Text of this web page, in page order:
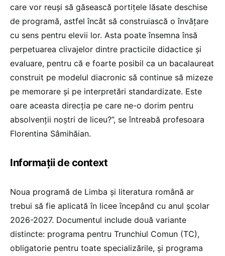
care vor reuși să găsească portițele lăsate deschise
de programă, astfel încât să construiască o învățare
cu sens pentru elevii lor. Asta poate însemna însă
perpetuarea clivajelor dintre practicile didactice și
evaluare, pentru că e foarte posibil ca un bacalaureat
construit pe modelul diacronic să continue să mizeze
pe memorare și pe interpretări standardizate. Este
oare aceasta direcția pe care ne-o dorim pentru
absolvenții noștri de liceu?”, se întreabă profesoara
Florentina Sâmihăian.
Informații de context
Noua programă de Limba și literatura română ar
trebui să fie aplicată în licee începând cu anul școlar
2026-2027. Documentul include două variante
distincte: programa pentru Trunchiul Comun (TC),
obligatorie pentru toate specializările, și programa